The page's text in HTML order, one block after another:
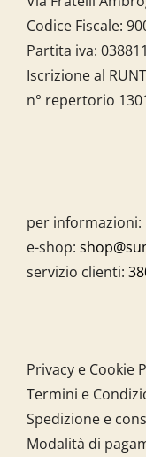
Codice Fiscale:
Partita iva:
Iscrizione al
n° repertorio
per informazioni:
e-shop:
servizio clienti:
Privacy e Cookie
Termini e
Spedizione e
Modalità di